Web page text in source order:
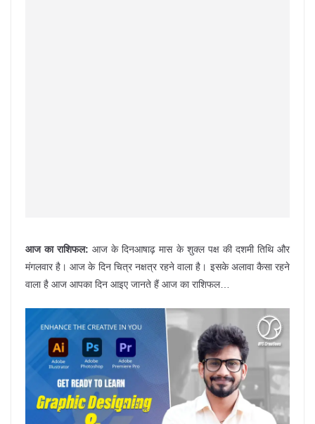
आज का राशिफल: आज के दिनआषाढ़ मास के शुक्ल पक्ष की दशमी तिथि और
मंगलवार है। आज के दिन चित्र नक्षत्र रहने वाला है। इसके अलावा कैसा रहने
वाला है आज आपका दिन आइए जानते हैं आज का राशिफल…